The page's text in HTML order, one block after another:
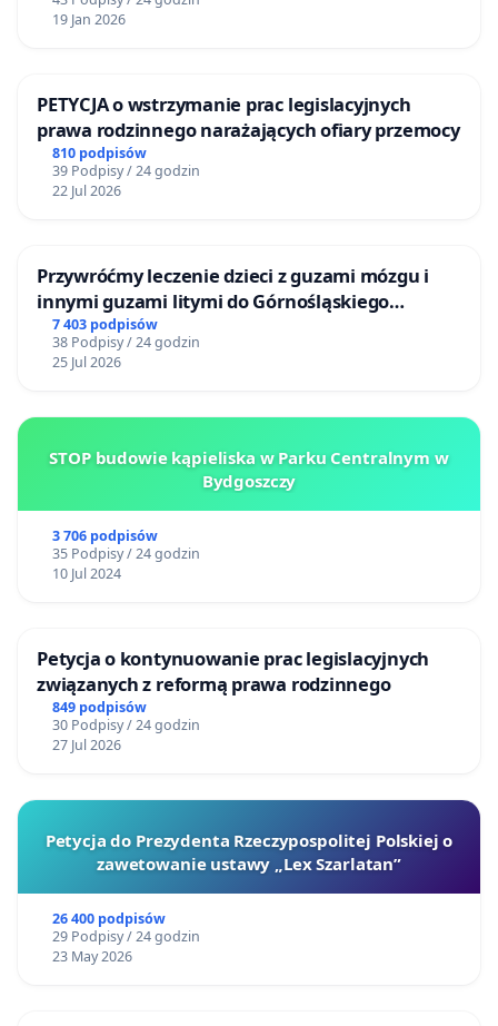
19 Jan 2026
PETYCJA o wstrzymanie prac legislacyjnych
prawa rodzinnego narażających ofiary przemocy
810 podpisów
39 Podpisy / 24 godzin
22 Jul 2026
Przywróćmy leczenie dzieci z guzami mózgu i
innymi guzami litymi do Górnośląskiego
Centrum Zdrowia Dziecka w Katowicach
7 403 podpisów
38 Podpisy / 24 godzin
25 Jul 2026
STOP budowie kąpieliska w Parku Centralnym w
Bydgoszczy
3 706 podpisów
35 Podpisy / 24 godzin
10 Jul 2024
Petycja o kontynuowanie prac legislacyjnych
związanych z reformą prawa rodzinnego
849 podpisów
30 Podpisy / 24 godzin
27 Jul 2026
Petycja do Prezydenta Rzeczypospolitej Polskiej o
zawetowanie ustawy „Lex Szarlatan”
26 400 podpisów
29 Podpisy / 24 godzin
23 May 2026